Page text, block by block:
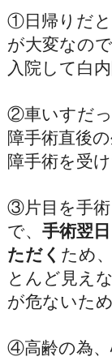
①日帰りだと
が大変なの
入院して白
②車いすだっ
障手術直後
障手術を受け
③片目を手術
で、 手術翌
ただく ため
とんど見え
が危ないため
④高齢の為、